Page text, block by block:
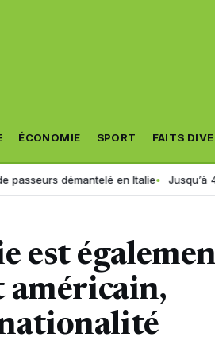
ÉCONOMIE SPORT FAITS
démantelé en Italie Jusqu’à 45 °C en
est
américain,
nationalité